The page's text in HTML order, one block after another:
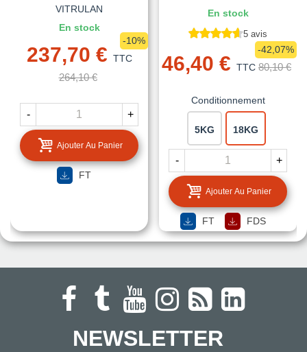
VITRULAN
En stock
237,70 € TTC
264,10 €
-10%
- +
Ajouter Au Panier
FT
En stock
5 avis
46,40 € TTC 80,10 €
-42,07%
Conditionnement
5KG 18KG
- +
Ajouter Au Panier
FT FDS
NEWSLETTER